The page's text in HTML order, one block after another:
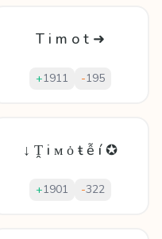
T i m o t ➜
+1911 -195
↓ Ṱ і ᴍ ȯ ŧ ễ í ✪
+1901 -322